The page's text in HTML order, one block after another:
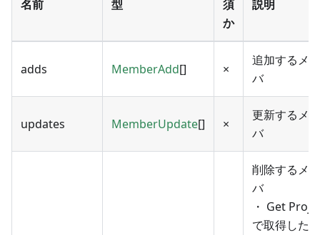
名前 型
須
か
説明
adds MemberAdd[] ×
追加するメン
バ
updates MemberUpdate[] ×
更新するメン
バ
削除するメン
バ
・ Get
で取得した